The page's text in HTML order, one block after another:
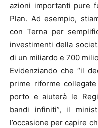
azioni importanti pure
Plan. Ad esempio,
con Terna per
investimenti della
di un miliardo e 700
Evidenziando che “il
prime riforme
porto e aiuterà le
bandi infiniti”, il
l’occasione per capire